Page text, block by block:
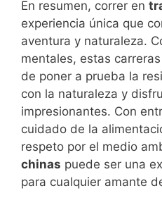
En resumen, correr en
experiencia única que
aventura y naturaleza.
mentales, estas
de poner a prueba la
con la naturaleza y
impresionantes. Con
cuidado de la
respeto por ⁤el medio
chinas puede ser una
⁤para cualquier amante